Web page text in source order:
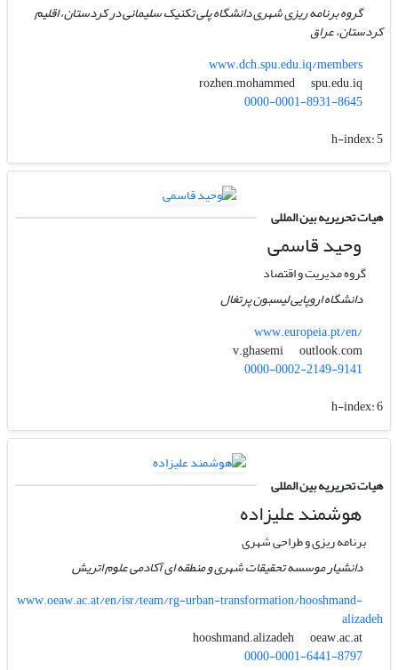
گروه برنامه ریزی شهری دانشگاه پلی تکنیک سلیمانی در کردستان، اقلیم
کردستان، عراق
www.dch.spu.edu.iq/members
rozhen.mohammed
spu.edu.iq
0000-0001-8931-8645
h-index:5
هیات تحریریه بین المللی
وحید قاسمی
گروه مدیریت و اقتصاد
دانشگاه اروپایی لیسبون پرتغال
www.europeia.pt/en/
v.ghasemi
outlook.com
0000-0002-2149-9141
h-index:6
هیات تحریریه بین المللی
هوشمند علیزاده
برنامه ریزی و طراحی شهری
دانشیار موسسه تحقیقات شهری و منطقه ای آکادمی علوم اتریش
www.oeaw.ac.at/en/isr/team/rg-urban-transformation/hooshmand-
alizadeh
hooshmand.alizadeh
oeaw.ac.at
0000-0001-6441-8797